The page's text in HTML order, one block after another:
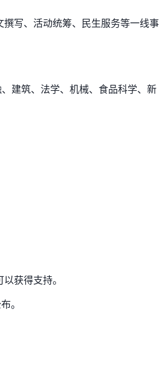
写、活动统筹、民生服务等一线事
建筑、法学、机械、食品科学、新
获得支持。
。